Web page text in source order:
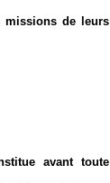
missions de leurs
avant toute